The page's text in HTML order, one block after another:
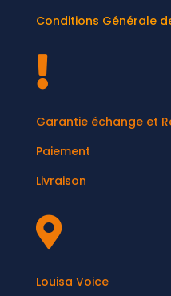
Conditions Générale

Garantie échange et
Paiement
Livraison

Louisa Voice